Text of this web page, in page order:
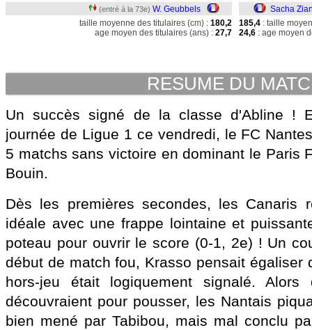
(entré à la 73e) W. Geubbels
Sacha
taille moyenne des titulaires (cm) : 180,2
age moyen des titulaires (ans) : 27,7
185,4 : taille
24,6 : age moyen
RESUME DU
Un succès signé de la classe d'Abline !
journée de Ligue 1 ce vendredi, le FC
5 matchs sans victoire en dominant le Paris
Bouin.
Dès les premières secondes, les Canaris
idéale avec une frappe lointaine et
poteau pour ouvrir le score (0-1, 2e) ! Un
début de match fou, Krasso pensait égaliser
hors-jeu était logiquement signalé.
découvraient pour pousser, les Nantais
bien mené par Tabibou, mais mal conclu